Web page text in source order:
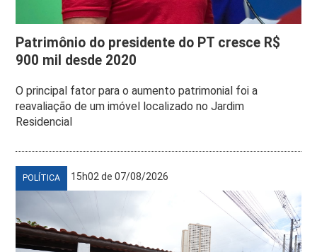
Patrimônio do presidente do PT cresce R$
900 mil desde 2020
O principal fator para o aumento patrimonial foi a
reavaliação de um imóvel localizado no Jardim
Residencial
POLÍTICA 15h02 de 07/08/2026